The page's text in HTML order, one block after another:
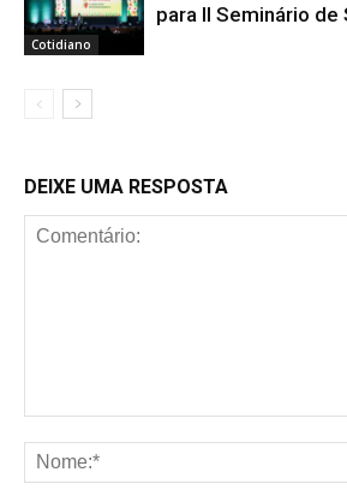
Cotidiano
para II Seminário de
DEIXE UMA RESPOSTA